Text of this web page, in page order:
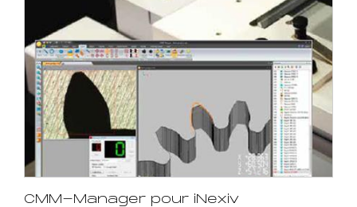
CMM-Manager pour iNexiv